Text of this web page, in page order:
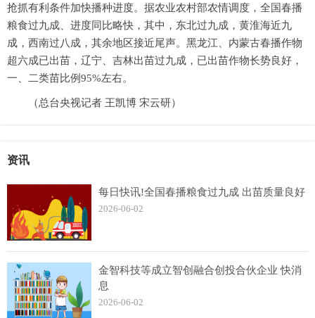
抢抓有利条件加快播种进度。据农业农村部农情调度，全国春播
粮食过九成、进度同比略快，其中，东北过九成，黄淮海近九
成，西南过八成，其余地区接近尾声。黑龙江、内蒙古春播作物
超六成已出苗，辽宁、吉林出苗过九成，已出苗作物长势良好，
一、二类苗比例95%左右。
（总台央视记者 王凯博 宋云研）
资讯
每日快讯!全国春播粮食过九成 出苗质量良好
2026-06-02
金智科技等成立智创融合创投合伙企业 快消
息
2026-06-02